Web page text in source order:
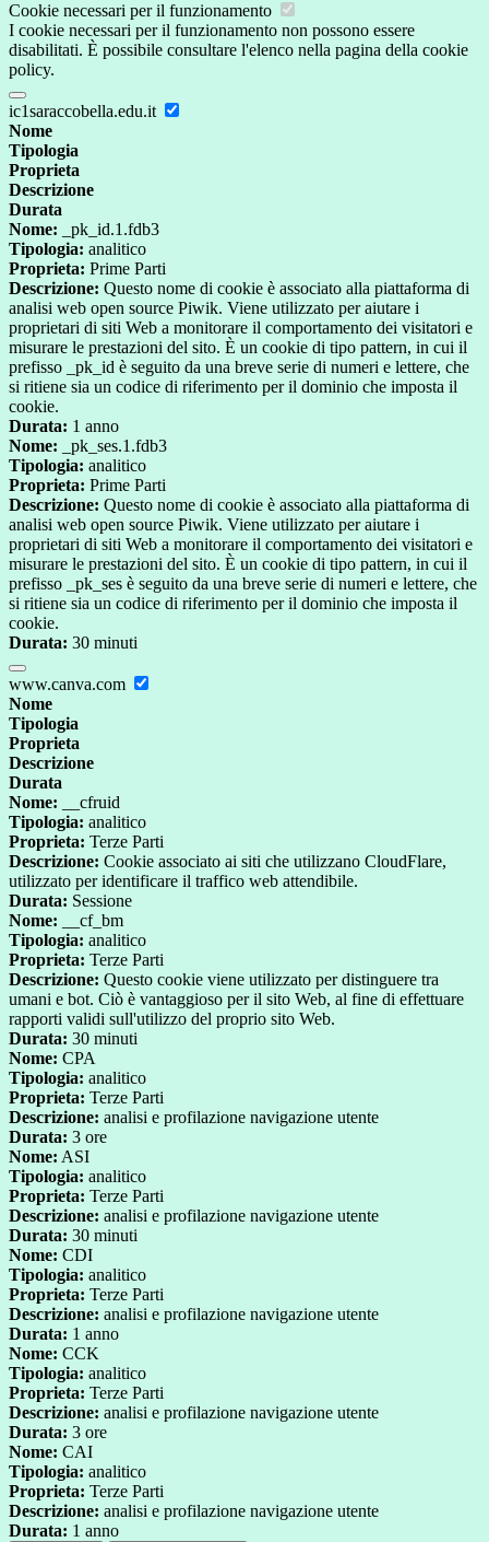
Cookie necessari per il funzionamento
I cookie necessari per il funzionamento non possono essere
disabilitati. È possibile consultare l'elenco nella pagina della cookie
policy.
ic1saraccobella.edu.it
Nome
Tipologia
Proprieta
Descrizione
Durata
Nome: _pk_id.1.fdb3
Tipologia: analitico
Proprieta: Prime Parti
Descrizione: Questo nome di cookie è associato alla piattaforma di
analisi web open source Piwik. Viene utilizzato per aiutare i
proprietari di siti Web a monitorare il comportamento dei visitatori e
misurare le prestazioni del sito. È un cookie di tipo pattern, in cui il
prefisso _pk_id è seguito da una breve serie di numeri e lettere, che
si ritiene sia un codice di riferimento per il dominio che imposta il
cookie.
Durata: 1 anno
Nome: _pk_ses.1.fdb3
Tipologia: analitico
Proprieta: Prime Parti
Descrizione: Questo nome di cookie è associato alla piattaforma di
analisi web open source Piwik. Viene utilizzato per aiutare i
proprietari di siti Web a monitorare il comportamento dei visitatori e
misurare le prestazioni del sito. È un cookie di tipo pattern, in cui il
prefisso _pk_ses è seguito da una breve serie di numeri e lettere, che
si ritiene sia un codice di riferimento per il dominio che imposta il
cookie.
Durata: 30 minuti
www.canva.com
Nome
Tipologia
Proprieta
Descrizione
Durata
Nome: __cfruid
Tipologia: analitico
Proprieta: Terze Parti
Descrizione: Cookie associato ai siti che utilizzano CloudFlare,
utilizzato per identificare il traffico web attendibile.
Durata: Sessione
Nome: __cf_bm
Tipologia: analitico
Proprieta: Terze Parti
Descrizione: Questo cookie viene utilizzato per distinguere tra
umani e bot. Ciò è vantaggioso per il sito Web, al fine di effettuare
rapporti validi sull'utilizzo del proprio sito Web.
Durata: 30 minuti
Nome: CPA
Tipologia: analitico
Proprieta: Terze Parti
Descrizione: analisi e profilazione navigazione utente
Durata: 3 ore
Nome: ASI
Tipologia: analitico
Proprieta: Terze Parti
Descrizione: analisi e profilazione navigazione utente
Durata: 30 minuti
Nome: CDI
Tipologia: analitico
Proprieta: Terze Parti
Descrizione: analisi e profilazione navigazione utente
Durata: 1 anno
Nome: CCK
Tipologia: analitico
Proprieta: Terze Parti
Descrizione: analisi e profilazione navigazione utente
Durata: 3 ore
Nome: CAI
Tipologia: analitico
Proprieta: Terze Parti
Descrizione: analisi e profilazione navigazione utente
Durata: 1 anno